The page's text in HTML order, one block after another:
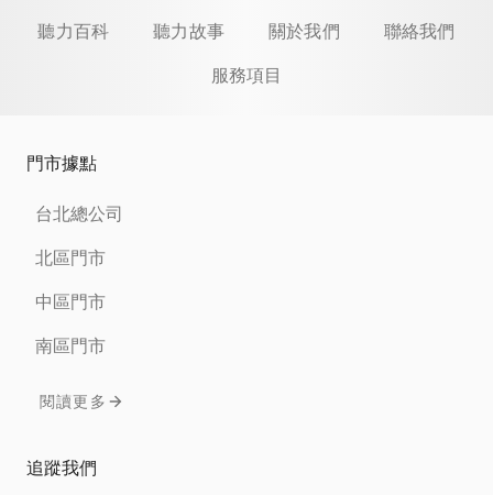
聽力百科 聽力故事 關於我們 聯絡我們
服務項目
門市據點
台北總公司
北區門市
中區門市
南區門市
閱讀更多
追蹤我們